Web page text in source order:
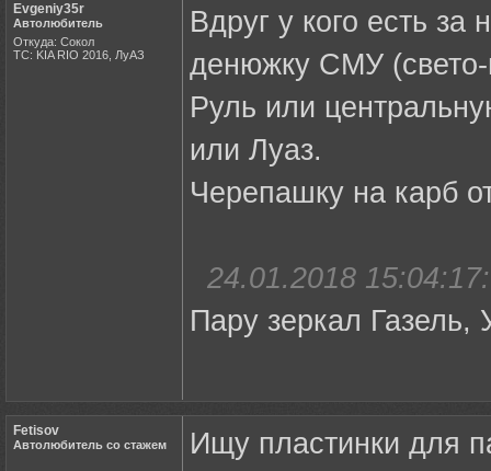
Evgeniy35r
Автолюбитель
Откуда: Сокол
ТС: KIA RIO 2016, ЛуАЗ
Вдруг у кого есть за
денюжку СМУ (свето-
Руль или
или Луаз.
Черепашку на карб
24.01.2018 15:04:17:
Пару зеркал
Fetisov
Автолюбитель со стажем Ищу пластинки для